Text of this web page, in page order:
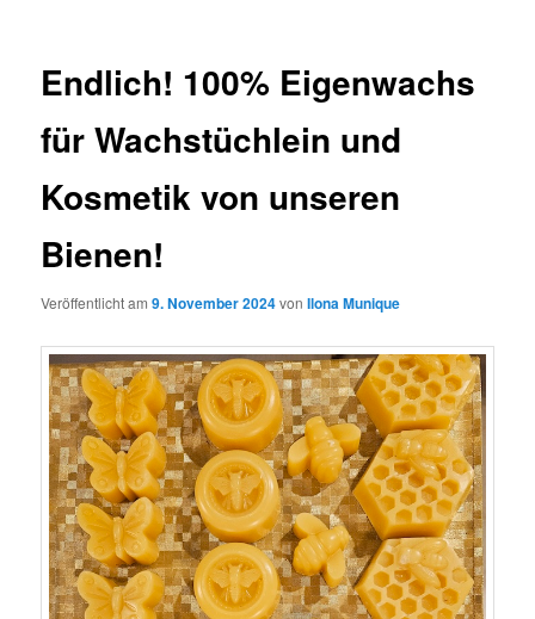
Endlich! 100% Eigenwachs
für Wachstüchlein und
Kosmetik von unseren
Bienen!
Veröffentlicht am9. November 2024vonIlona Munique